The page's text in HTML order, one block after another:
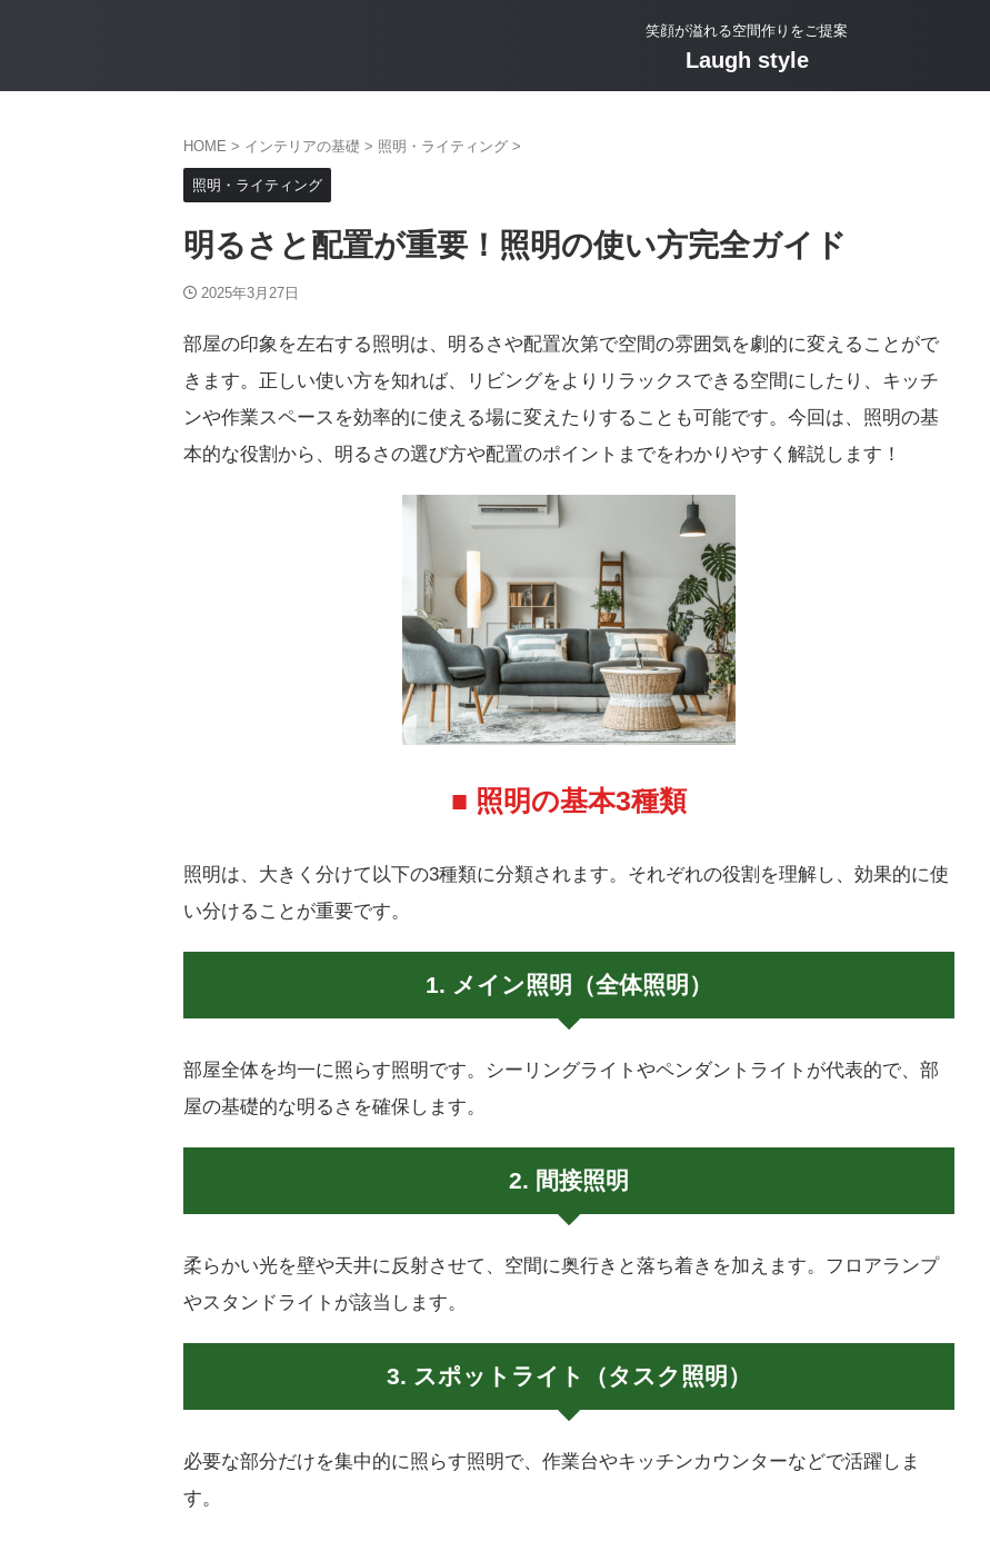
笑顔が溢れる空間作りをご提案
Laugh style
HOME > インテリアの基礎 > 照明・ライティング >
照明・ライティング
明るさと配置が重要！照明の使い方完全ガイド
2025年3月27日
部屋の印象を左右する照明は、明るさや配置次第で空間の雰囲気を劇的に変えることがで
きます。正しい使い方を知れば、リビングをよりリラックスできる空間にしたり、キッチ
ンや作業スペースを効率的に使える場に変えたりすることも可能です。今回は、照明の基
本的な役割から、明るさの選び方や配置のポイントまでをわかりやすく解説します！
■ 照明の基本3種類
照明は、大きく分けて以下の3種類に分類されます。それぞれの役割を理解し、効果的に使
い分けることが重要です。
1. メイン照明（全体照明）
部屋全体を均一に照らす照明です。シーリングライトやペンダントライトが代表的で、部
屋の基礎的な明るさを確保します。
2. 間接照明
柔らかい光を壁や天井に反射させて、空間に奥行きと落ち着きを加えます。フロアランプ
やスタンドライトが該当します。
3. スポットライト（タスク照明）
必要な部分だけを集中的に照らす照明で、作業台やキッチンカウンターなどで活躍しま
す。